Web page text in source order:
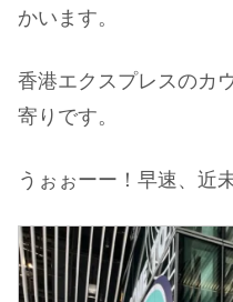
かいます。
香港エクスプレスのカ
寄りです。
うぉぉーー！早速、近